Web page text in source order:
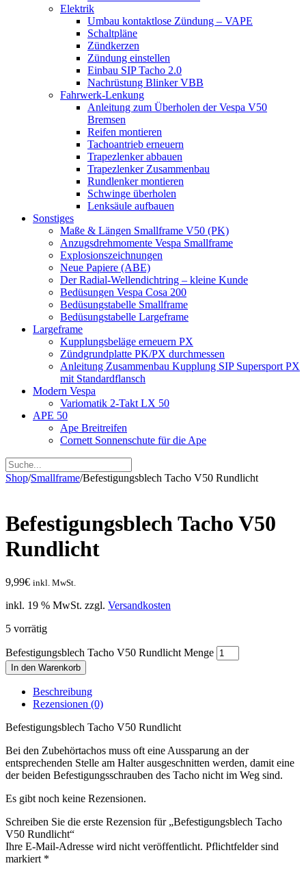
Elektrik
Umbau kontaktlose Zündung – VAPE
Schaltpläne
Zündkerzen
Zündung einstellen
Einbau SIP Tacho 2.0
Nachrüstung Blinker VBB
Fahrwerk-Lenkung
Anleitung zum Überholen der Vespa V50
Bremsen
Reifen montieren
Tachoantrieb erneuern
Trapezlenker abbauen
Trapezlenker Zusammenbau
Rundlenker montieren
Schwinge überholen
Lenksäule aufbauen
Sonstiges
Maße & Längen Smallframe V50 (PK)
Anzugsdrehmomente Vespa Smallframe
Explosionszeichnungen
Neue Papiere (ABE)
Der Radial-Wellendichtring – kleine Kunde
Bedüsungen Vespa Cosa 200
Bedüsungstabelle Smallframe
Bedüsungstabelle Largeframe
Largeframe
Kupplungsbeläge erneuern PX
Zündgrundplatte PK/PX durchmessen
Anleitung Zusammenbau Kupplung SIP Supersport PX
mit Standardflansch
Modern Vespa
Variomatik 2-Takt LX 50
APE 50
Ape Breitreifen
Cornett Sonnenschute für die Ape
Shop/Smallframe/Befestigungsblech Tacho V50 Rundlicht
Befestigungsblech Tacho V50
Rundlicht
9,99€ inkl. MwSt.
inkl. 19 % MwSt. zzgl. Versandkosten
5 vorrätig
Befestigungsblech Tacho V50 Rundlicht Menge
In den Warenkorb
Beschreibung
Rezensionen (0)
Befestigungsblech Tacho V50 Rundlicht
Bei den Zubehörtachos muss oft eine Aussparung an der
entsprechenden Stelle am Halter ausgeschnitten werden, damit eine
der beiden Befestigungsschrauben des Tacho nicht im Weg sind.
Es gibt noch keine Rezensionen.
Schreiben Sie die erste Rezension für „Befestigungsblech Tacho
V50 Rundlicht“
Ihre E-Mail-Adresse wird nicht veröffentlicht. Pflichtfelder sind
markiert *